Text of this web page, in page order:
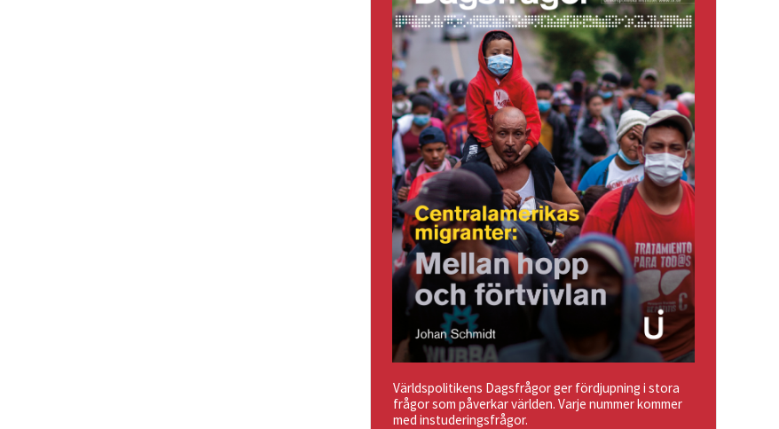
Världspolitikens Dagsfrågor ger fördjupning i stora
frågor som påverkar världen. Varje nummer kommer
med instuderingsfrågor.